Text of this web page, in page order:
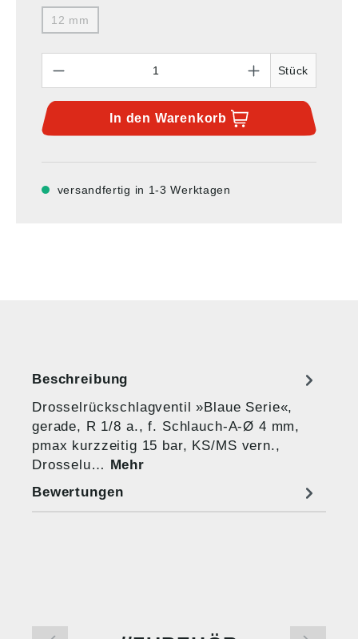
12 mm
Stück
In den Warenkorb
versandfertig in 1-3 Werktagen
Beschreibung
Drosselrückschlagventil »Blaue Serie«,
gerade, R 1/8 a., f. Schlauch-A-Ø 4 mm,
pmax kurzzeitig 15 bar, KS/MS vern.,
Drosselu… Mehr
Bewertungen